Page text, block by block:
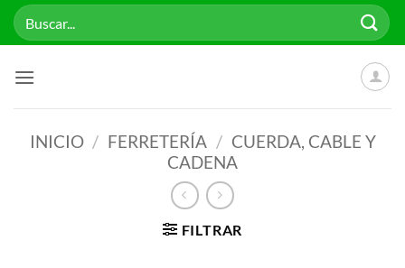
Saltar
Buscar
por:
INICIO / FERRETERÍA / CUERDA, CABLE Y
CADENA
FILTRAR